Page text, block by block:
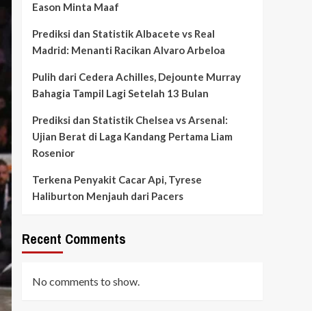
Eason Minta Maaf
Prediksi dan Statistik Albacete vs Real
Madrid: Menanti Racikan Alvaro Arbeloa
Pulih dari Cedera Achilles, Dejounte Murray
Bahagia Tampil Lagi Setelah 13 Bulan
Prediksi dan Statistik Chelsea vs Arsenal:
Ujian Berat di Laga Kandang Pertama Liam
Rosenior
Terkena Penyakit Cacar Api, Tyrese
Haliburton Menjauh dari Pacers
Recent Comments
No comments to show.